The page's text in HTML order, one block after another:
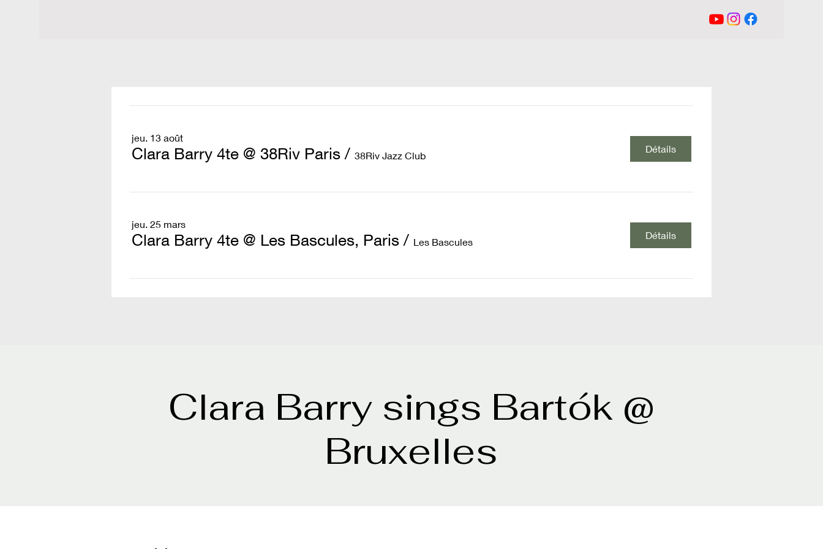
jeu. 13 août
Clara Barry 4te @ 38Riv Paris / 38Riv Jazz Club
Détails
jeu. 25 mars
Clara Barry 4te @ Les Bascules, Paris / Les Bascules
Détails
Clara Barry sings Bartók @
Bruxelles